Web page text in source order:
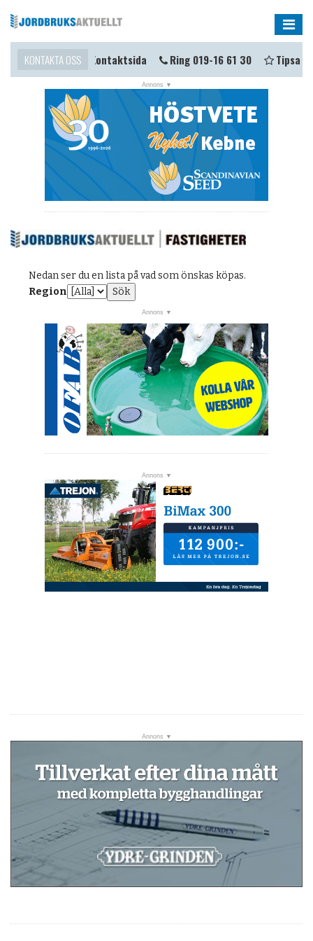
NYHETER
OPINION
KALENDER
MARKNAD
TJÄNSTER
JOBB
PRENUMERERA
KONTAKTA OSS
i kontakt? Kontaktsida Ring 019-16 61 30 Tipsa oss
Nedan ser du en lista på vad som önskas köpas.
Region